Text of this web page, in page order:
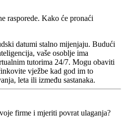
rasporede. Kako će pronaći
datumi stalno mijenjaju. Budući
vaše osoblje ima
tutorima 24/7. Mogu obaviti
vježbe kad god im to
leta ili između sastanaka.
firme i mjeriti povrat ulaganja?